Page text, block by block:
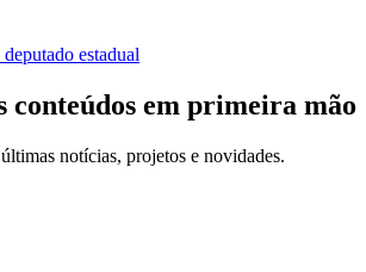
conteúdos em primeira mão
notícias, projetos e novidades.